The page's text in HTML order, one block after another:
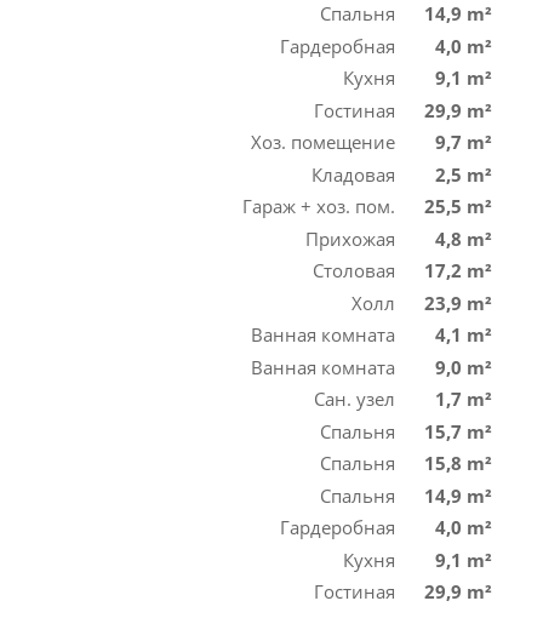
Спальня
14,9 m²
Гардеробная
4,0 m²
Кухня
9,1 m²
Гостиная
29,9 m²
Хоз. помещение
9,7 m²
Кладовая
2,5 m²
Гараж + хоз. пом.
25,5 m²
Прихожая
4,8 m²
Столовая
17,2 m²
Холл
23,9 m²
Ванная комната
4,1 m²
Ванная комната
9,0 m²
Сан. узел
1,7 m²
Спальня
15,7 m²
Спальня
15,8 m²
Спальня
14,9 m²
Гардеробная
4,0 m²
Кухня
9,1 m²
Гостиная
29,9 m²